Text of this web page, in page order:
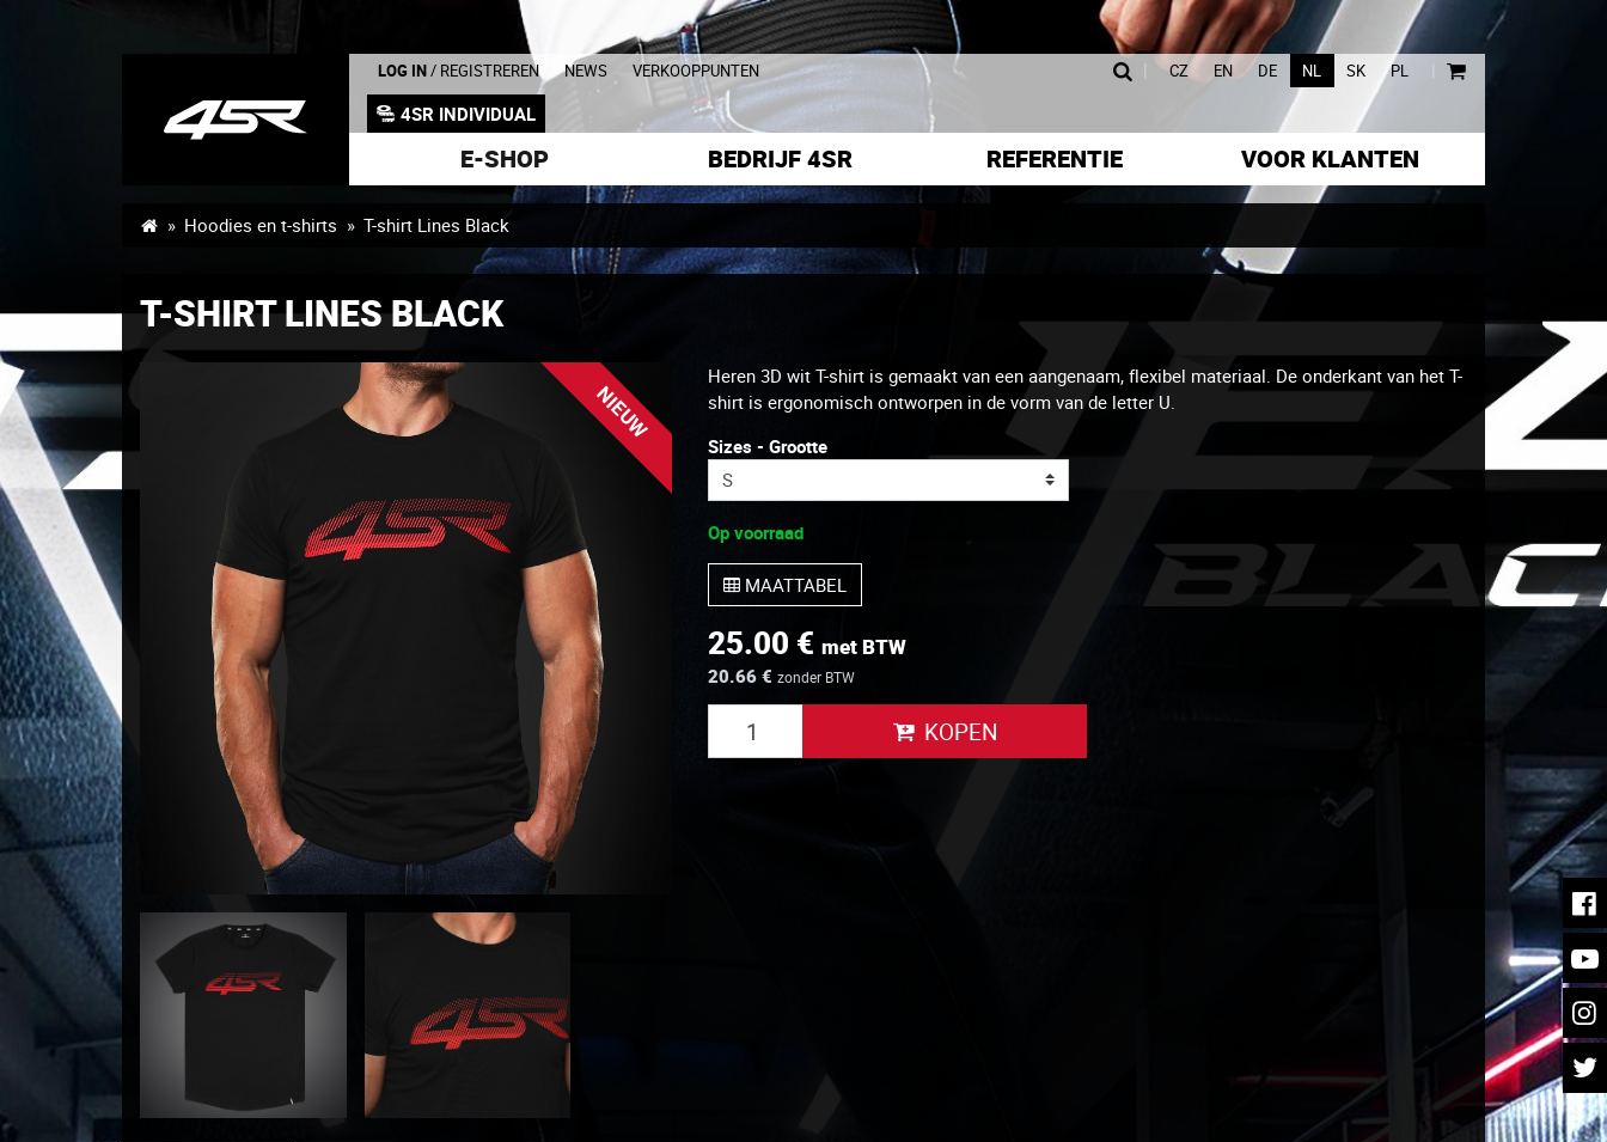
LOG IN / REGISTREREN NEWS VERKOOPPUNTEN
4SR INDIVIDUAL
| CZ EN DE NL SK PL
E-SHOP BEDRIJF 4SR REFERENTIE VOOR KLANTEN
Hoodies en t-shirts T-shirt Lines Black
T-SHIRT LINES BLACK
NIEUW
Heren 3D wit T-shirt is gemaakt van een aangenaam, flexibel materiaal. De onderkant van het T-
shirt is ergonomisch ontworpen in de vorm van de letter U.
Sizes - Grootte
Op voorraad
MAATTABEL
25.00 € met BTW
20.66 € zonder BTW
KOPEN